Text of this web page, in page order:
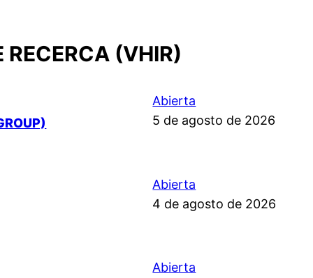
RECERCA (VHIR)
Abierta
5 de agosto de 2026
Abierta
4 de agosto de 2026
Abierta